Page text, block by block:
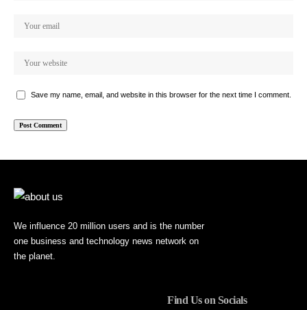
Save my name, email, and website in this browser for the next time I comment.
We influence 20 million users and is the number
one business and technology news network on
the planet.
Find Us on Socials